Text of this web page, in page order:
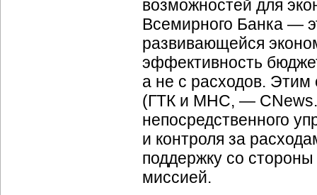
возможностей для
Всемирного Банка —
развивающейся
эффективность
а не с расходов.
(ГТК и МНС, —
непосредственного
и контроля за
поддержку со
миссией.